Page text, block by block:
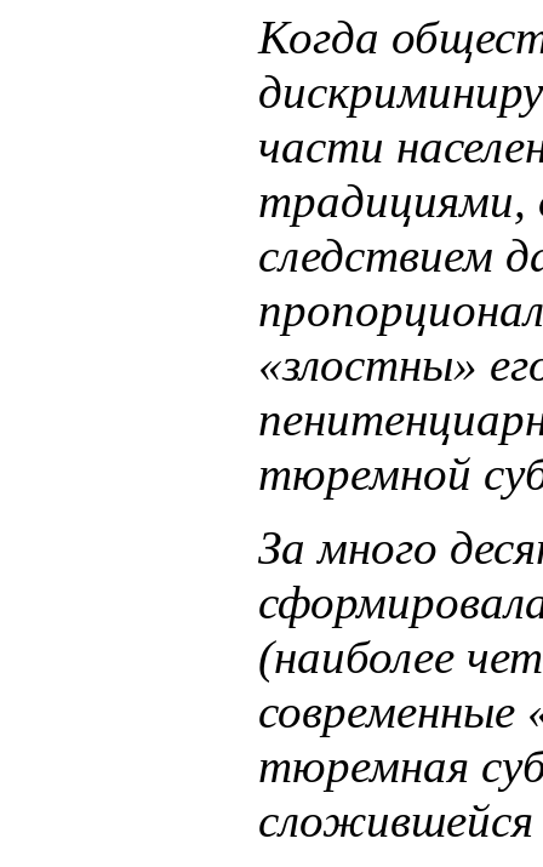
Когда
части
традициями,
следствием
«злостны»
тюремной
За много
(наиболее
современные
тюремная